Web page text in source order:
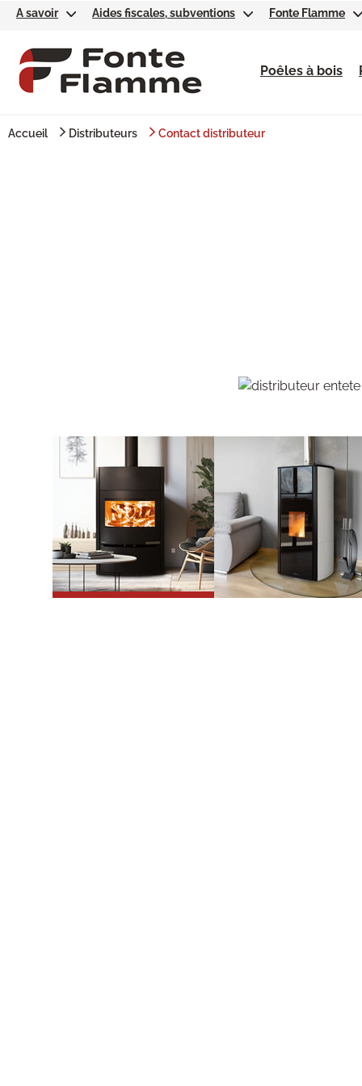
Poêles à bois
A savoir Aides fiscales, subventions Fonte Flamme
Accueil Distributeurs Contact distributeur